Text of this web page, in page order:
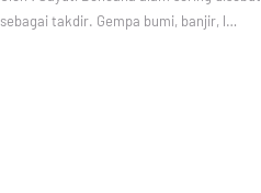
sebagai takdir. Gempa bumi, banjir, l…